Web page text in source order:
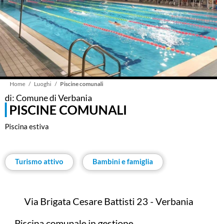
Briciole
di
Home Luoghi Piscine comunali
di: Comune di Verbania
PISCINE COMUNALI
Piscina estiva
Turismo attivo Bambini e famiglia
Via Brigata Cesare Battisti 23 - Verbania